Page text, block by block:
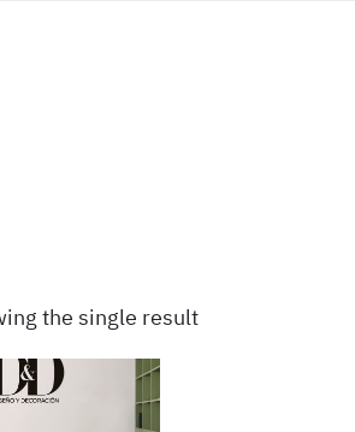
the single result